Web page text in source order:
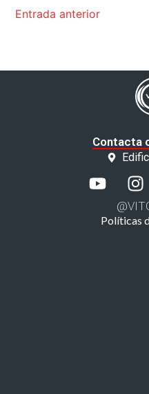
Entrada anterior
Contacta
Políticas